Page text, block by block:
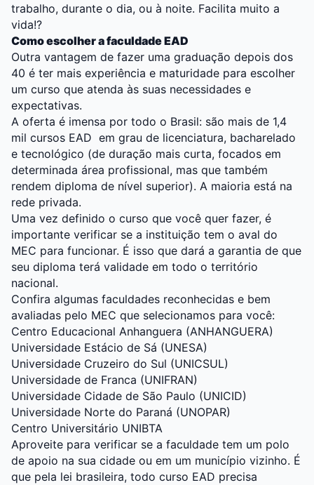
trabalho, durante o dia, ou à noite. Facilita muito a
vida!?
Como escolher a faculdade EAD
Outra vantagem de fazer uma graduação depois dos
40 é ter mais experiência e maturidade para escolher
um curso que atenda às suas necessidades e
expectativas.
A oferta é imensa por todo o Brasil: são mais de 1,4
mil cursos EAD em grau de licenciatura, bacharelado
e tecnológico (de duração mais curta, focados em
determinada área profissional, mas que também
rendem diploma de nível superior). A maioria está na
rede privada.
Uma vez definido o curso que você quer fazer, é
importante verificar se a instituição tem o aval do
MEC para funcionar. É isso que dará a garantia de que
seu diploma terá validade em todo o território
nacional.
Confira algumas faculdades reconhecidas e bem
avaliadas pelo MEC que selecionamos para você:
Centro Educacional Anhanguera (ANHANGUERA)
Universidade Estácio de Sá (UNESA)
Universidade Cruzeiro do Sul (UNICSUL)
Universidade de Franca (UNIFRAN)
Universidade Cidade de São Paulo (UNICID)
Universidade Norte do Paraná (UNOPAR)
Centro Universitário UNIBTA
Aproveite para verificar se a faculdade tem um polo
de apoio na sua cidade ou em um município vizinho. É
que pela lei brasileira, todo curso EAD precisa